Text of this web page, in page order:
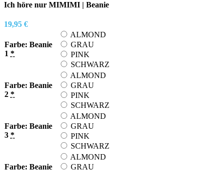
Ich höre nur MIMIMI | Beanie
19,95 €
Farbe: Beanie
1 *
ALMOND
GRAU
PINK
SCHWARZ
Farbe: Beanie
2 *
ALMOND
GRAU
PINK
SCHWARZ
Farbe: Beanie
3 *
ALMOND
GRAU
PINK
SCHWARZ
Farbe: Beanie
ALMOND
GRAU